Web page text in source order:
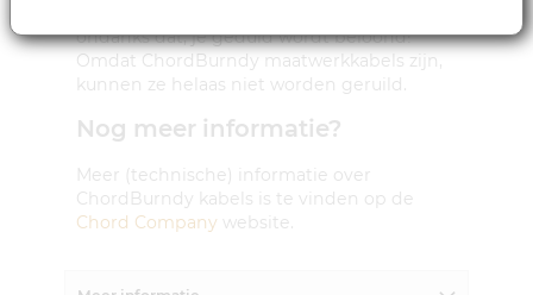
ondanks dat, je geduld wordt beloond!
Omdat ChordBurndy maatwerkkabels zijn,
kunnen ze helaas niet worden geruild.
Nog meer informatie?
Meer (technische) informatie over
ChordBurndy kabels is te vinden op de
Chord Company website.